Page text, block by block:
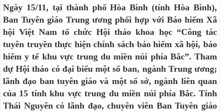
Ngày 15/11, tại thành phố Hòa Bình (tỉnh Hòa Bình),
Ban Tuyên giáo Trung ương phối hợp với Bảo hiểm Xã
hội Việt Nam tổ chức Hội thảo khoa học “Công tác
tuyên truyền thực hiện chính sách bảo hiểm xã hội, bảo
hiểm y tế khu vực trung du miền núi phía Bắc”. Tham
dự Hội thảo có đại biểu một số ban, ngành Trung ương;
lãnh đạo ban tuyên giáo và một số sở, ngành liên quan
của 15 tỉnh khu vực trung du miền núi phía Bắc. Tỉnh
Thái Nguyên có lãnh đạo, chuyên viên Ban Tuyên giáo